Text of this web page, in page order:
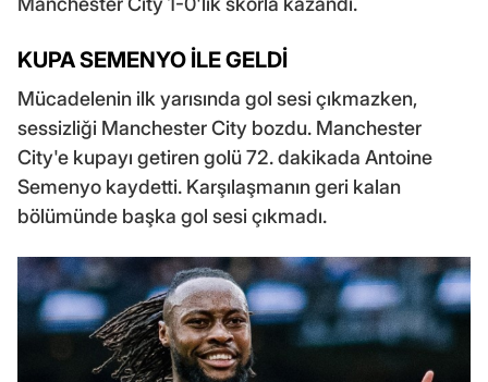
KUPA SEMENYO İLE GELDİ
Mücadelenin ilk yarısında gol sesi çıkmazken,
sessizliği Manchester City bozdu. Manchester
City'e kupayı getiren golü 72. dakikada Antoine
Semenyo kaydetti. Karşılaşmanın geri kalan
bölümünde başka gol sesi çıkmadı.